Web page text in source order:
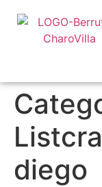
diego